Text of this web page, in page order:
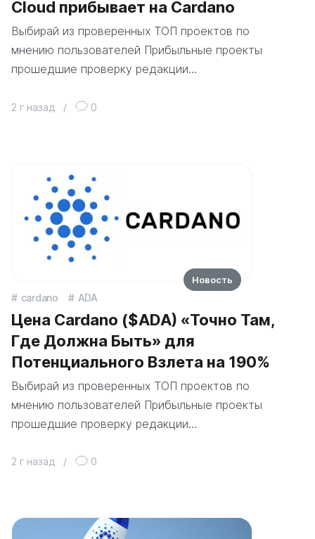
Cloud прибывает на Cardano
Выбирай из проверенных ТОП проектов по
мнению пользователей Прибыльные проекты
прошедшие проверку редакции…
2 г назад / 0
cardano ADA
Цена Cardano ($ADA) «Точно Там,
Где Должна Быть» для
Потенциального Взлета на 190%
Выбирай из проверенных ТОП проектов по
мнению пользователей Прибыльные проекты
прошедшие проверку редакции…
2 г назад / 0
Новость